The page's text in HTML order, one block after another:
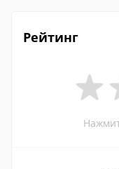
Рейтинг